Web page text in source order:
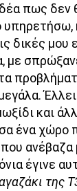
πως δεν
υπηρετήσω,
δικές μου
με
και
ένα χώρο
ανέβαζα
έγινε
της